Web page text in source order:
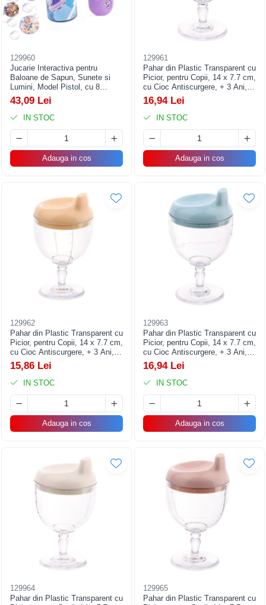
129960
Jucarie Interactiva pentru
Baloane de Sapun, Sunete si
Lumini, Model Pistol, cu 8
Orificii, 19 x 8.8 x 16.3 cm, Mov
43,09 Lei
IN STOC
Adauga in cos
129961
Pahar din Plastic Transparent cu
Picior, pentru Copii, 14 x 7.7 cm,
cu Cioc Antiscurgere, + 3 Ani,
Fara Maner, Mov
16,94 Lei
IN STOC
Adauga in cos
129962
Pahar din Plastic Transparent cu
Picior, pentru Copii, 14 x 7.7 cm,
cu Cioc Antiscurgere, + 3 Ani,
Fara Maner, Galben
15,86 Lei
IN STOC
Adauga in cos
129963
Pahar din Plastic Transparent cu
Picior, pentru Copii, 14 x 7.7 cm,
cu Cioc Antiscurgere, + 3 Ani,
Fara Maner, Albastru
16,94 Lei
IN STOC
Adauga in cos
129964
Pahar din Plastic Transparent cu
129965
Pahar din Plastic Transparent cu